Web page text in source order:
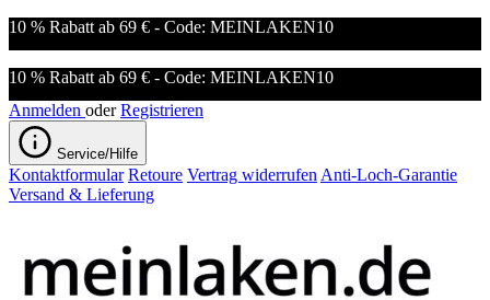
10 % Rabatt ab 69 € - Code: MEINLAKEN10
10 % Rabatt ab 69 € - Code: MEINLAKEN10
Anmelden oder Registrieren
Service/Hilfe
Kontaktformular Retoure Vertrag widerrufen Anti-Loch-Garantie
Versand & Lieferung